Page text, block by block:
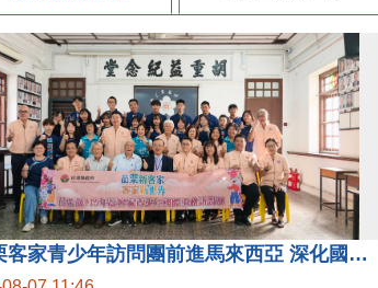
苗栗客家青少年訪問團前進馬來西亞 深化國際客家文化交流